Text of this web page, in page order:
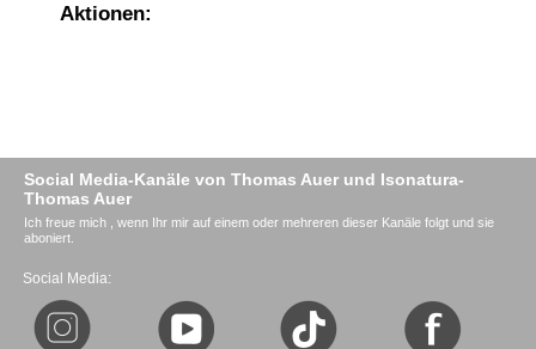
Aktionen:
Social Media-Kanäle von Thomas Auer und Isonatura-
Thomas Auer
Ich freue mich , wenn Ihr mir auf einem oder mehreren dieser Kanäle folgt und sie
aboniert.
Social Media: